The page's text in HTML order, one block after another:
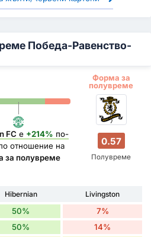
Победа-Равенство-
Форма за
полувреме
FC е +214% по-
отношение на
за полувреме
0.57
Полувреме
Hibernian
Livingston
50% 7%
50% 14%